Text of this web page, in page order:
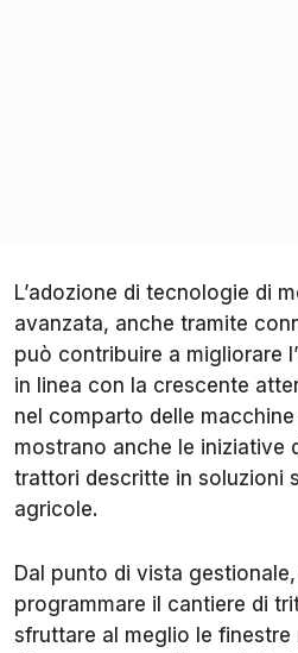
L’adozione di tecnologie di
avanzata, anche tramite
può contribuire a migliorare
in linea con la crescente
nel comparto delle
mostrano anche le iniziative
trattori descritte in soluzioni
agricole.
Dal punto di vista
programmare il cantiere di
sfruttare al meglio le